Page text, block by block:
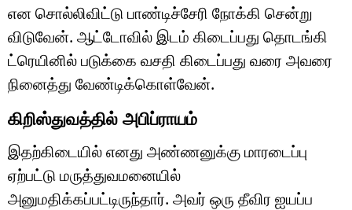
என சொல்லிவிட்டு பாண்டிச்சேரி நோக்கி சென்று
விடுவேன். ஆட்டோவில் இடம் கிடைப்பது தொடங்கி
ட்ரெயினில் படுக்கை வசதி கிடைப்பது வரை அவரை
நினைத்து வேண்டிக்கொள்வேன்.
கிறிஸ்துவத்தில் அபிப்ராயம்
இதற்கிடையில் எனது அண்ணனுக்கு மாரடைப்பு
ஏற்பட்டு மருத்துவமனையில்
அனுமதிக்கப்பட்டிருந்தார். அவர் ஒரு தீவிர ஐயப்ப